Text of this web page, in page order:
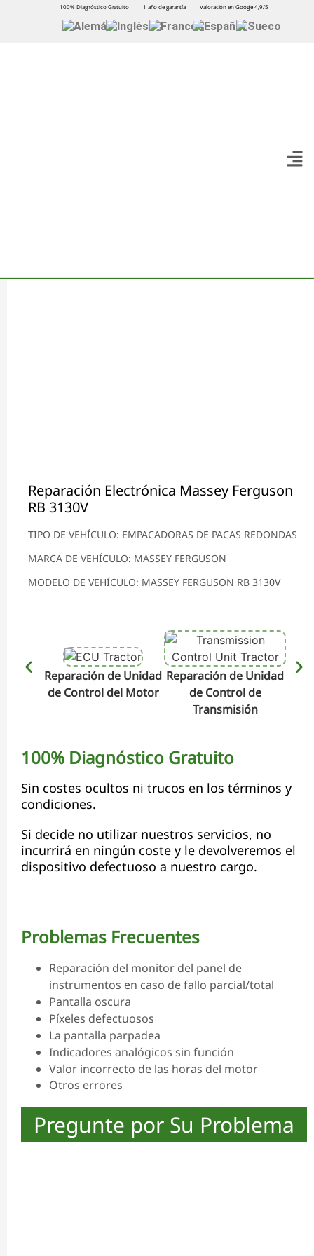
100% Diagnóstico Gratuito 1 año de garantía Valoración en Google 4,9/5
Reparación Electrónica Massey Ferguson
RB 3130V
TIPO DE VEHÍCULO: EMPACADORAS DE PACAS REDONDAS
MARCA DE VEHÍCULO: MASSEY FERGUSON
MODELO DE VEHÍCULO: MASSEY FERGUSON RB 3130V
Reparación de Unidad
de Control del Motor
Reparación de Unidad
de Control de
Transmisión
100% Diagnóstico Gratuito
Sin costes ocultos ni trucos en los términos y
condiciones.
Si decide no utilizar nuestros servicios, no
incurrirá en ningún coste y le devolveremos el
dispositivo defectuoso a nuestro cargo.
Problemas Frecuentes
Reparación del monitor del panel de
instrumentos en caso de fallo parcial/total
Pantalla oscura
Píxeles defectuosos
La pantalla parpadea
Indicadores analógicos sin función
Valor incorrecto de las horas del motor
Otros errores
Pregunte por Su Problema